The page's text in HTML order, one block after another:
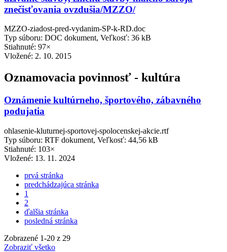
znečisťovania ovzdušia/MZZO/
MZZO-ziadost-pred-vydanim-SP-k-RD.doc
Typ súboru: DOC dokument, Veľkosť: 36 kB
Stiahnuté: 97×
Vložené: 2. 10. 2015
Oznamovacia povinnosť - kultúra
Oznámenie kultúrneho, športového, zábavného
podujatia
ohlasenie-kluturnej-sportovej-spolocenskej-akcie.rtf
Typ súboru: RTF dokument, Veľkosť: 44,56 kB
Stiahnuté: 103×
Vložené: 13. 11. 2024
prvá stránka
predchádzajúca stránka
1
2
ďalšia stránka
posledná stránka
Zobrazené 1-20 z 29
Zobraziť všetko